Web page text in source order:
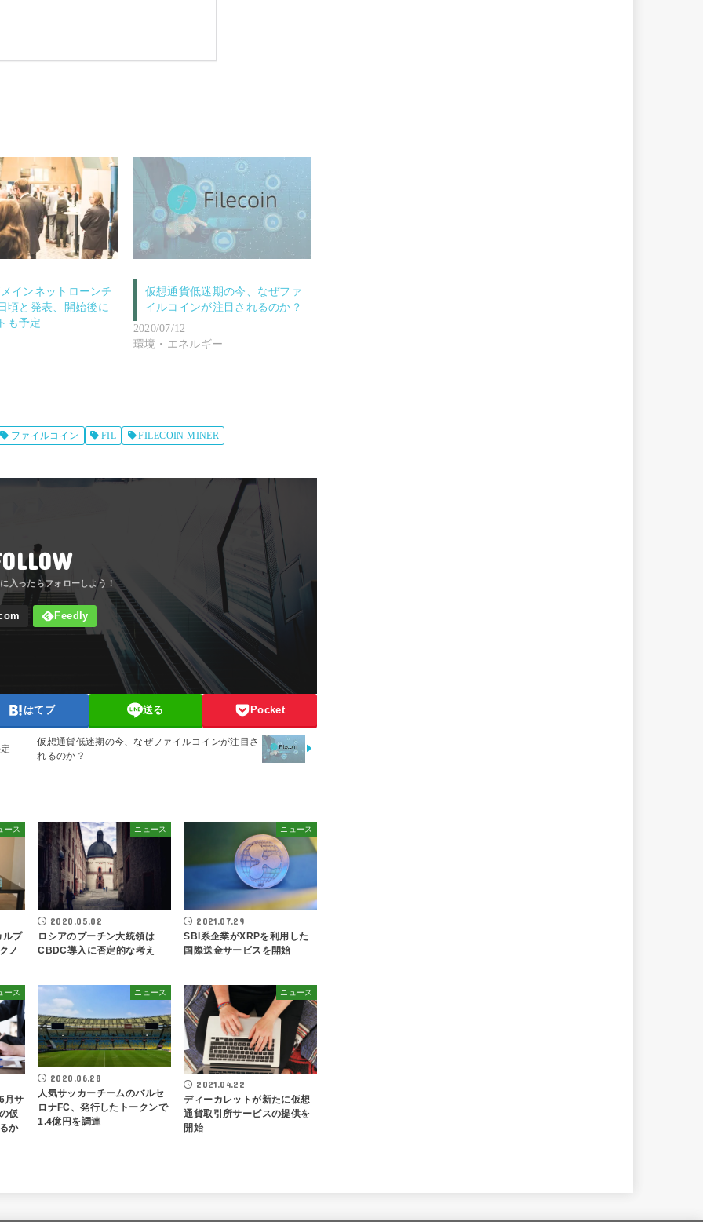
インネットローンチ
頃と発表、開始後に
も予定
仮想通貨低迷期の今、なぜファ
イルコインが注目されるのか？
2020/07/12
環境・エネルギー
ファイルコイン FIL FILECOIN MINER
はてブ 送る Pocket
仮想通貨低迷期の今、なぜファイルコインが注目さ
れるのか？
ース
ルプ
ノ
ニュース
2020.05.02
ロシアのプーチン大統領は
CBDC導入に否定的な考え
ニュース
2021.07.29
SBI系企業がXRPを利用した
国際送金サービスを開始
ース
月サ
仮
か
ニュース
2020.06.28
人気サッカーチームのバルセ
ロナFC、発行したトークンで
1.4億円を調達
ニュース
2021.04.22
ディーカレットが新たに仮想
通貨取引所サービスの提供を
開始